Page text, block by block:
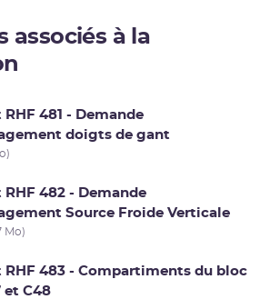
associés à la
RHF 481 - Demande
doigts de gant
RHF 482 - Demande
Source Froide Verticale
Mo)
RHF 483 - Compartiments du bloc
et C48